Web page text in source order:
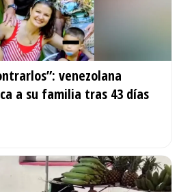
venezolana
a su familia tras 43 días